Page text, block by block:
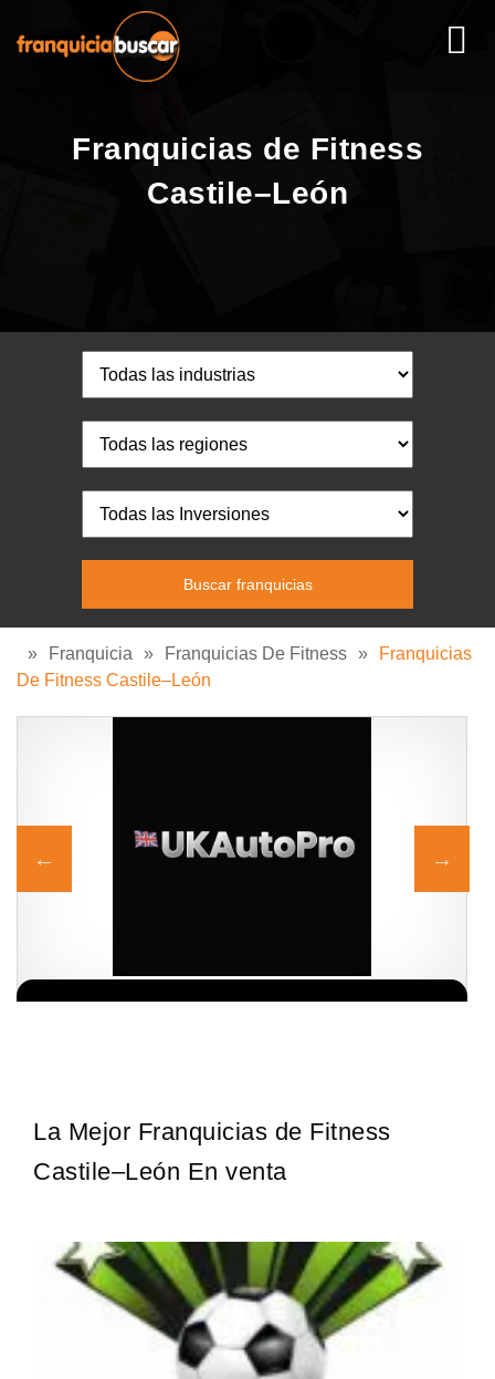
Franquicias de Fitness
Castile–León
» Franquicia » Franquicias De Fitness »
Franquicias
De Fitness Castile–León
La Mejor Franquicias de Fitness
Castile–León En venta